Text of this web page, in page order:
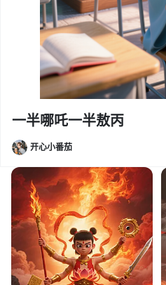
一半哪吒一半敖丙
开心小番茄